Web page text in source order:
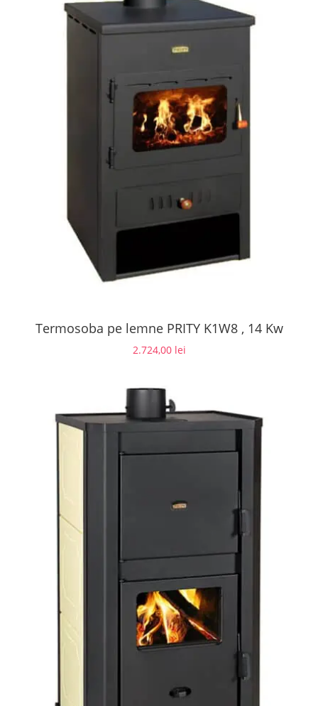
Termosoba pe lemne PRITY K1W8 , 14 Kw
2.724,00 lei